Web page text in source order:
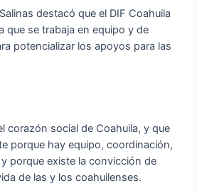
destacó que el DIF Coahuila
que se trabaja en equipo y de
potencializar los apoyos para las
corazón social de Coahuila, y que
porque hay equipo, coordinación,
porque existe la convicción de
de las y los coahuilenses.